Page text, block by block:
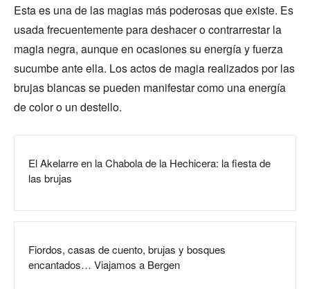
Esta es una de las magias más poderosas que existe. Es
usada frecuentemente para deshacer o contrarrestar la
magia negra, aunque en ocasiones su energía y fuerza
sucumbe ante ella. Los actos de magia realizados por las
brujas blancas se pueden manifestar como una energía
de color o un destello.
El Akelarre en la Chabola de la Hechicera: la fiesta de
las brujas
Fiordos, casas de cuento, brujas y bosques
encantados… Viajamos a Bergen